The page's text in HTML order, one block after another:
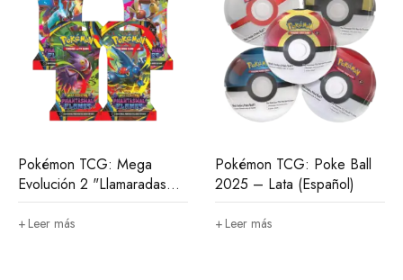
Pokémon TCG: Mega
Evolución 2 "Llamaradas
fantasmales"- Sobre
Sleeved (Español)
Leer más
Pokémon TCG: Poke Ball
2025 – Lata (Español)
Leer más